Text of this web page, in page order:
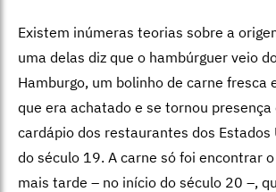
Existem inúmeras teorias sobre a
uma delas diz que o hambúrguer veio
Hamburgo, um bolinho de carne fresca
que era achatado e se tornou
cardápio dos restaurantes dos Estados
do século 19. A carne só foi encontrar
mais tarde – no início do século 20 –,